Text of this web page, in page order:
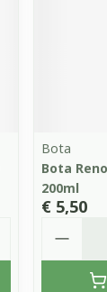
Bota
Bota
200ml
€ 5,50